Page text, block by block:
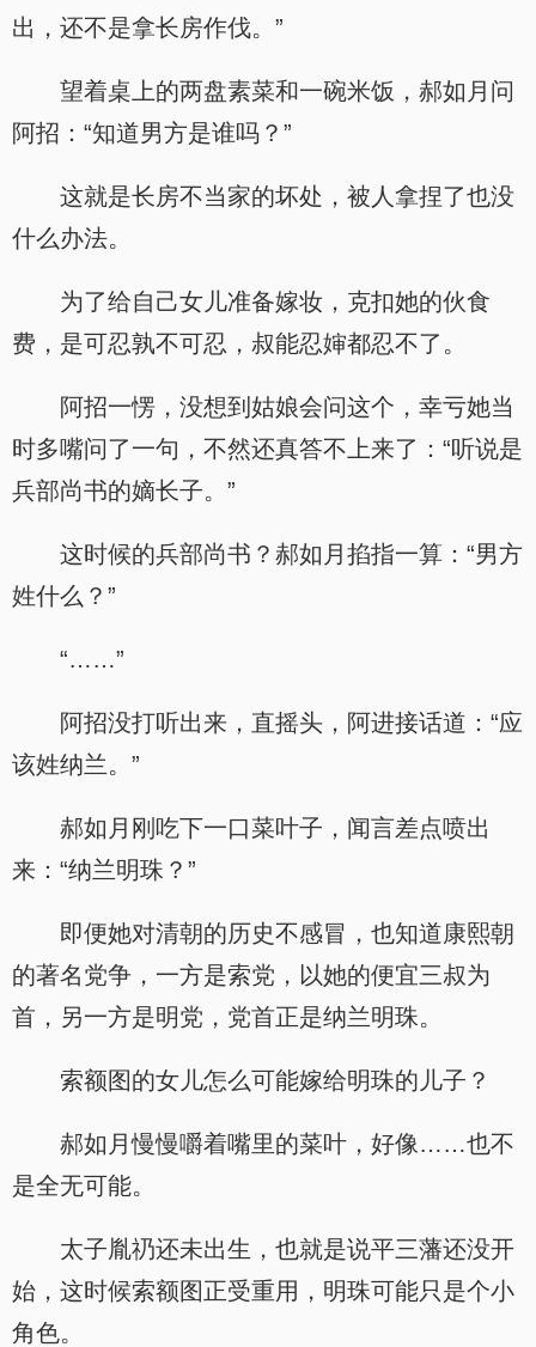
出，还不是拿长房作伐。”
望着桌上的两盘素菜和一碗米饭，郝如月问
阿招：“知道男方是谁吗？”
这就是长房不当家的坏处，被人拿捏了也没
什么办法。
为了给自己女儿准备嫁妆，克扣她的伙食
费，是可忍孰不可忍，叔能忍婶都忍不了。
阿招一愣，没想到姑娘会问这个，幸亏她当
时多嘴问了一句，不然还真答不上来了：“听说是
兵部尚书的嫡长子。”
这时候的兵部尚书？郝如月掐指一算：“男方
姓什么？”
“……”
阿招没打听出来，直摇头，阿进接话道：“应
该姓纳兰。”
郝如月刚吃下一口菜叶子，闻言差点喷出
来：“纳兰明珠？”
即便她对清朝的历史不感冒，也知道康熙朝
的著名党争，一方是索党，以她的便宜三叔为
首，另一方是明党，党首正是纳兰明珠。
索额图的女儿怎么可能嫁给明珠的儿子？
郝如月慢慢嚼着嘴里的菜叶，好像……也不
是全无可能。
太子胤礽还未出生，也就是说平三藩还没开
始，这时候索额图正受重用，明珠可能只是个小
角色。